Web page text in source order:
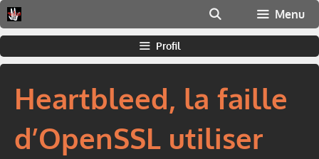
Aller
au
contenu
Menu
Profil
Heartbleed, la faille
d’OpenSSL utiliser